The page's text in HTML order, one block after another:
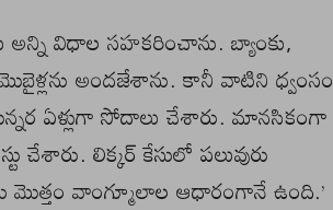
అన్ని విధాల సహకరించాను. బ్యాంకు,
మొబైళ్లను అందజేశాను. కానీ వాటిని ధ్వంసం
ఏళ్లుగా సోదాలు చేశారు. మానసికంగా
లిక్కర్ కేసులో పలువురు
మొత్తం వాంగ్మూలాల ఆధారంగానే ఉంది.’